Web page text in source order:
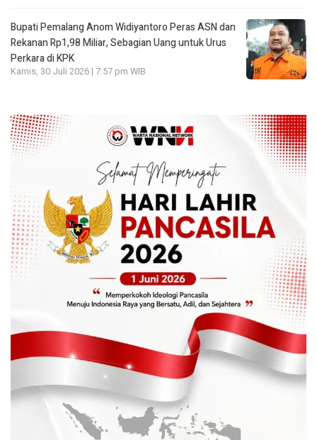
Bupati Pemalang Anom Widiyantoro Peras ASN dan
Rekanan Rp1,98 Miliar, Sebagian Uang untuk Urus
Perkara di KPK
Kamis, 30 Juli 2026 | 7:57 pm WIB